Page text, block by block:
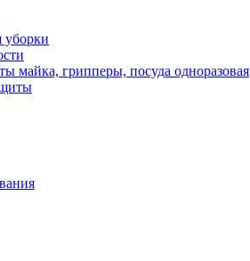
уборки
майка, грипперы, посуда одноразовая